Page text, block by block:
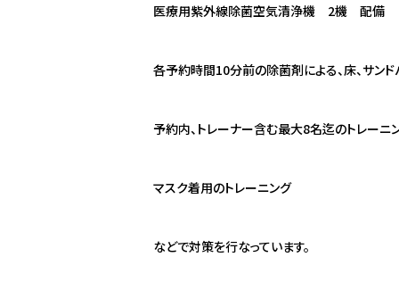
医療用紫外線除菌空気清浄機 2機 配備
各予約時間10分前の除菌剤による、床、サン
予約内、トレーナー含む最大8名迄のトレーニ
マスク着用のトレーニング
などで対策を行なっています。